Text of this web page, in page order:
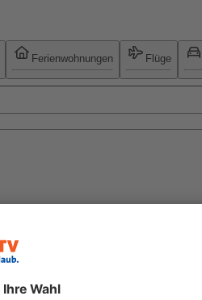
Ferienwohnungen Flüge